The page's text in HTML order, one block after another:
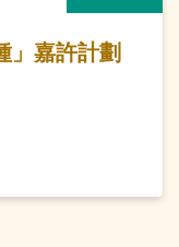
」嘉許計劃